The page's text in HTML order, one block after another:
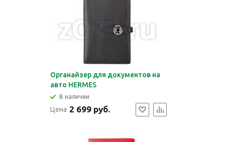
Органайзер для документов на
авто HERMES
В наличии
Цена 2 699 руб.